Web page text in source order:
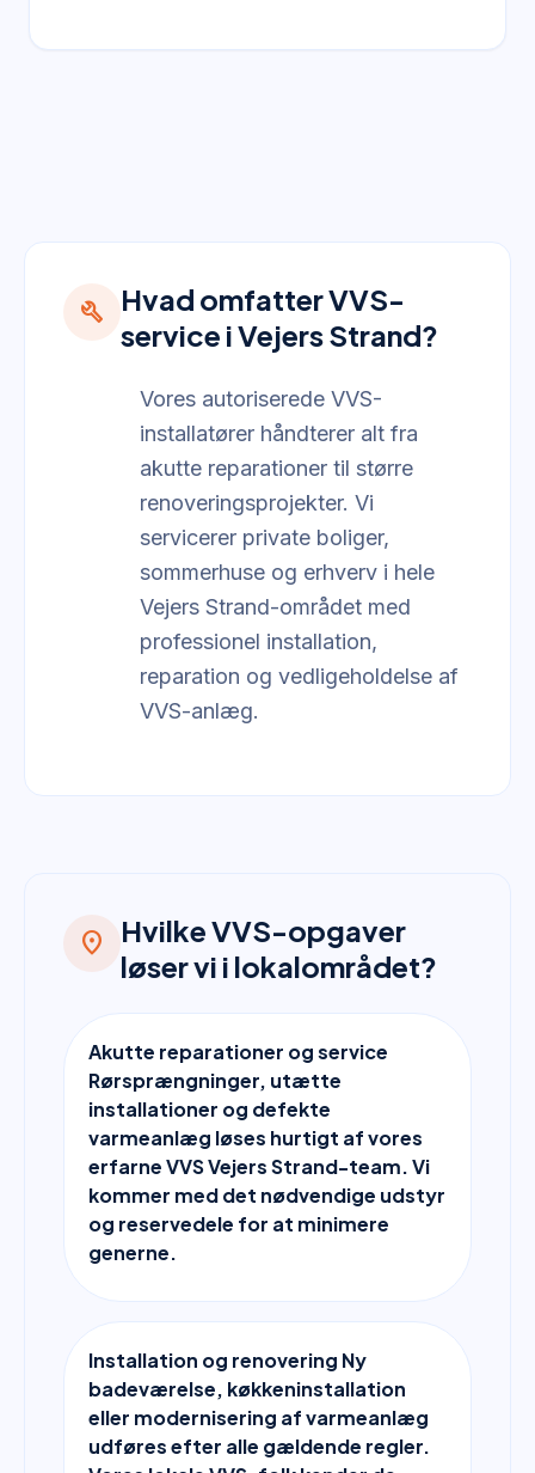
build
Hvad omfatter VVS-
service i Vejers Strand?
Vores autoriserede VVS-
installatører håndterer alt fra
akutte reparationer til større
renoveringsprojekter. Vi
servicerer private boliger,
sommerhuse og erhverv i hele
Vejers Strand-området med
professionel installation,
reparation og vedligeholdelse af
VVS-anlæg.
location_on
Hvilke VVS-opgaver
løser vi i lokalområdet?
Akutte reparationer og service
Rørsprængninger, utætte
installationer og defekte
varmeanlæg løses hurtigt af vores
erfarne VVS Vejers Strand-team. Vi
kommer med det nødvendige udstyr
og reservedele for at minimere
generne.
Installation og renovering Ny
badeværelse, køkkeninstallation
eller modernisering af varmeanlæg
udføres efter alle gældende regler.